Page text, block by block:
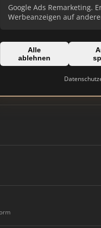
Google Ads Remarketing.
Werbeanzeigen auf
Alle
ablehnen